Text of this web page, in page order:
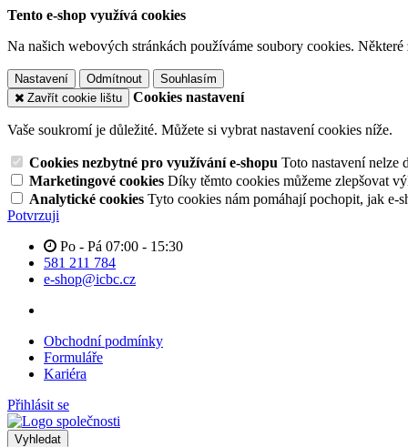
Tento e-shop využívá cookies
Na našich webových stránkách používáme soubory cookies.
Nastavení Odmítnout
Souhlasím
Zavřít cookie lištu
Cookies nastavení
Vaše soukromí je důležité. Můžete si vybrat nastavení cookies níže.
Cookies nezbytné pro využívání e-shopu Toto nastavení nelze
Marketingové cookies Díky těmto cookies můžeme zlepšovat
Analytické cookies Tyto cookies nám pomáhají pochopit, jak e-
Potvrzuji
Po - Pá 07:00 - 15:30
581 211 784
e-shop@icbc.cz
Obchodní podmínky
Formuláře
Kariéra
Přihlásit se
Vyhledat